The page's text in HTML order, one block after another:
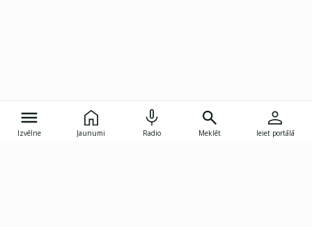
Izvēlne Jaunumi Radio Meklēt Ieiet portālā